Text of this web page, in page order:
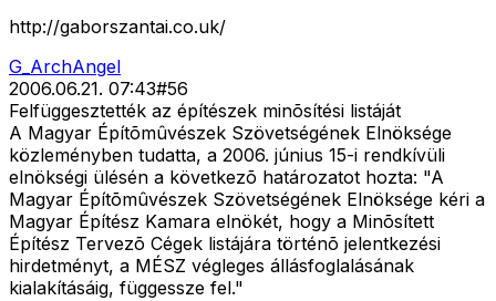
http://gaborszantai.co.uk/
G_ArchAngel
2006.06.21. 07:43#56
Felfüggesztették az építészek minõsítési listáját
A Magyar Építõmûvészek Szövetségének Elnöksége
közleményben tudatta, a 2006. június 15-i rendkívüli
elnökségi ülésén a következõ határozatot hozta: "A
Magyar Építõmûvészek Szövetségének Elnöksége kéri a
Magyar Építész Kamara elnökét, hogy a Minõsített
Építész Tervezõ Cégek listájára történõ jelentkezési
hirdetményt, a MÉSZ végleges állásfoglalásának
kialakításáig, függessze fel."